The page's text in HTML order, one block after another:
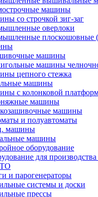
машины
со строчкой зиг-заг
оверлоки
плоскошовные
машины
машины
цепного стежка
машины
с колонковой
машины
машины
и полуавтоматы
машины
машины
оборудование
для
и парогенераторы
системы и доски
прессы